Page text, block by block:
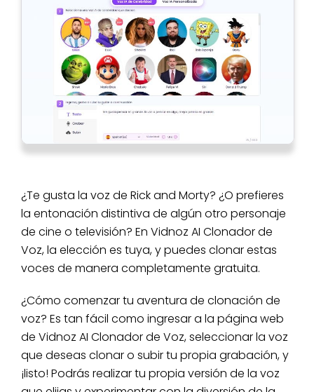
¿Te gusta la voz de Rick and Morty? ¿O prefieres
la entonación distintiva de algún otro personaje
de cine o televisión? En Vidnoz AI Clonador de
Voz, la elección es tuya, y puedes clonar estas
voces de manera completamente gratuita.
¿Cómo comenzar tu aventura de clonación de
voz? Es tan fácil como ingresar a la página web
de Vidnoz AI Clonador de Voz, seleccionar la voz
que deseas clonar o subir tu propia grabación, y
¡listo! Podrás realizar tu propia versión de la voz